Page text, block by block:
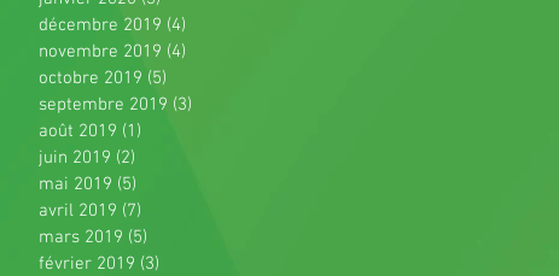
décembre 2019 (4)
novembre 2019 (4)
octobre 2019 (5)
septembre 2019 (3)
août 2019 (1)
juin 2019 (2)
mai 2019 (5)
avril 2019 (7)
mars 2019 (5)
février 2019 (3)